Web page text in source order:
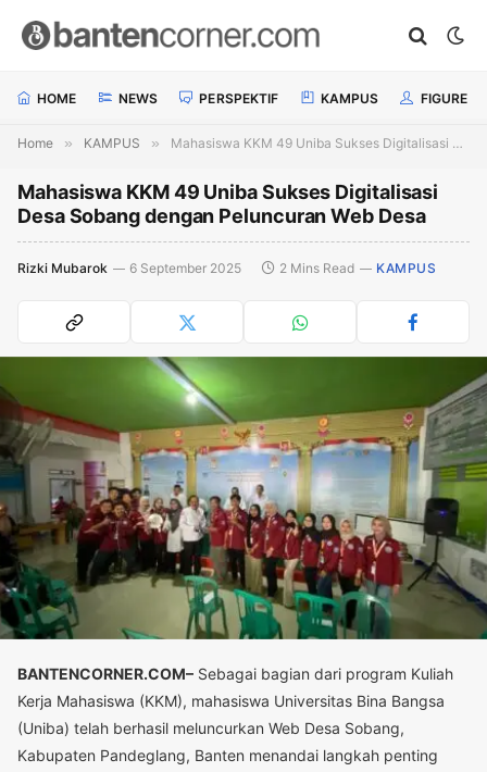
HOME NEWS PERSPEKTIF KAMPUS FIGURE
Home » KAMPUS » Mahasiswa KKM 49 Uniba Sukses Digitalisasi Desa Sobang dengan Peluncuran Web Desa
Mahasiswa KKM 49 Uniba Sukses Digitalisasi
Desa Sobang dengan Peluncuran Web Desa
Rizki Mubarok 6 September 2025 2 Mins Read KAMPUS
BANTENCORNER.COM– Sebagai bagian dari program Kuliah
Kerja Mahasiswa (KKM), mahasiswa Universitas Bina Bangsa
(Uniba) telah berhasil meluncurkan Web Desa Sobang,
Kabupaten Pandeglang, Banten menandai langkah penting